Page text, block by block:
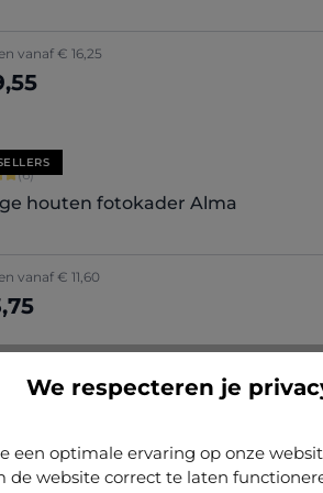
vanaf€ 16,25
score van 5 op 5 sterren
(6)
houten fotokader Alma
vanaf€ 11,60
We respecteren je
een optimale ervaring op onze
de website correct te laten